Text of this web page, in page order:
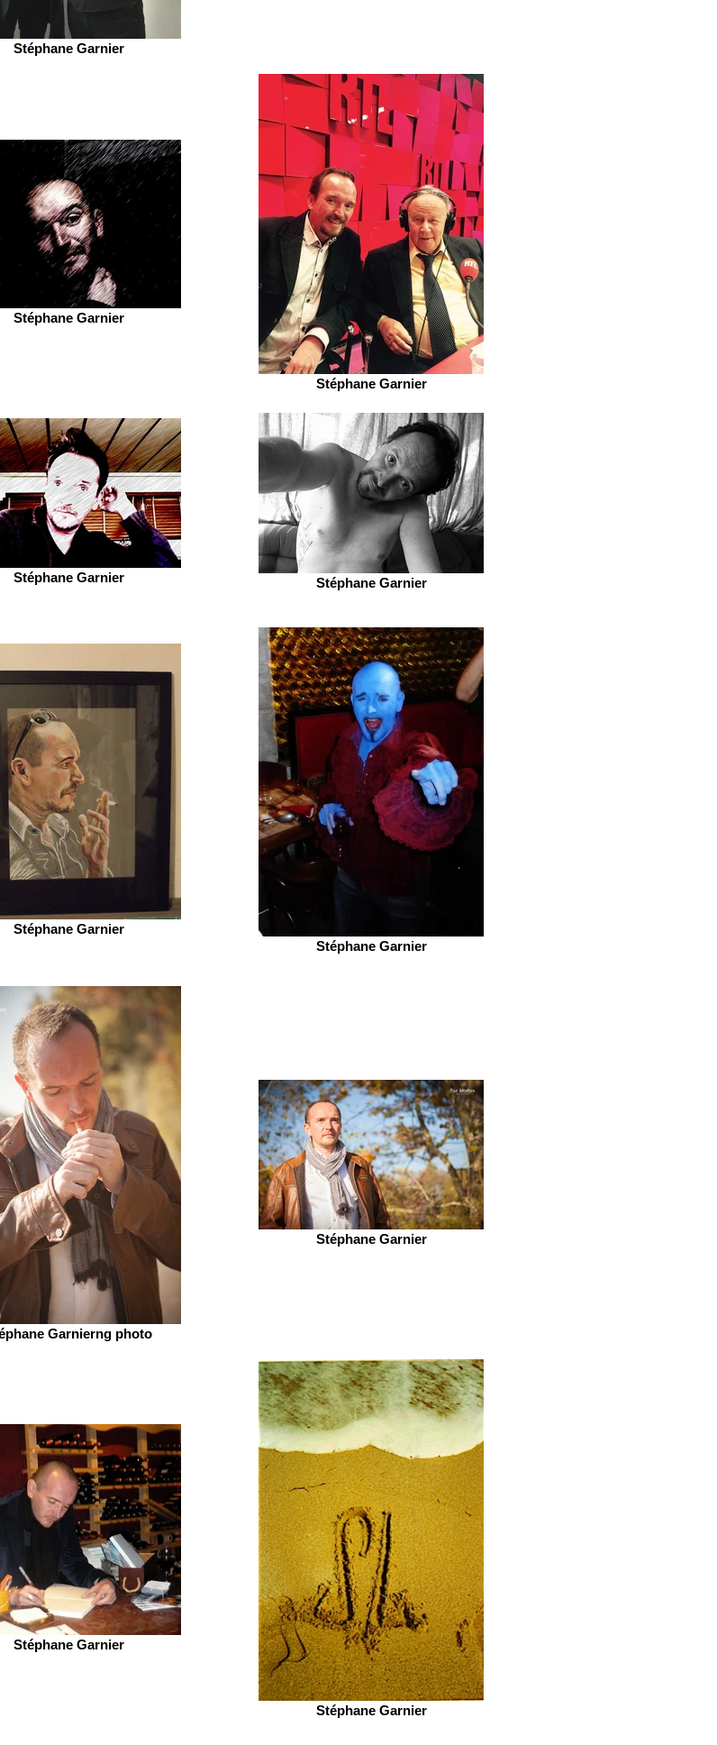
Stéphane Garnier
Stéphane Garnier
Stéphane Garnier
Stéphane Garnier Stéphane Garnier
Stéphane Garnier
Stéphane Garnier
Garnierng photo
Stéphane Garnier
Stéphane Garnier
Stéphane Garnier